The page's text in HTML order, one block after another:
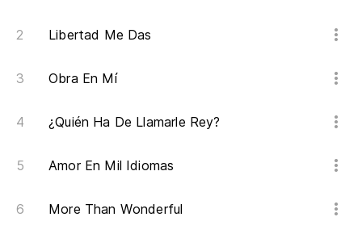
Libertad Me Das
Obra En Mí
¿Quién Ha De Llamarle Rey?
Amor En Mil Idiomas
More Than Wonderful